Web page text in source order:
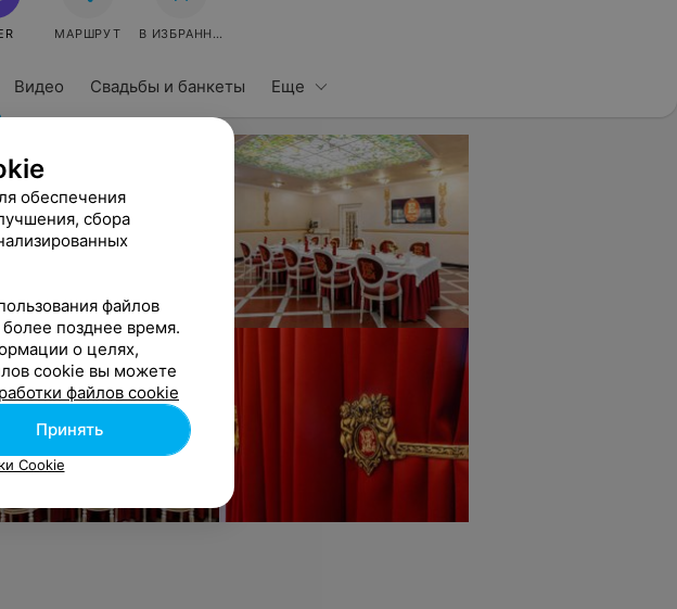
Видео Свадьбы и банкеты Еще
МАРШРУТ В ИЗБРАННОЕ
обеспечения
сбора
файлов
позднее время.
о целях,
cookie вы можете
файлов cookie
Принять
Cookie